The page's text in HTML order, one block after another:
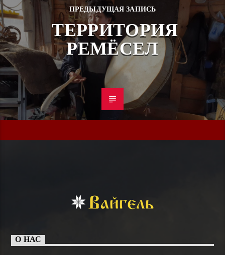
ПРЕДЫДУЩАЯ ЗАПИСЬ
ТЕРРИТОРИЯ
РЕМЁСЕЛ
О НАС